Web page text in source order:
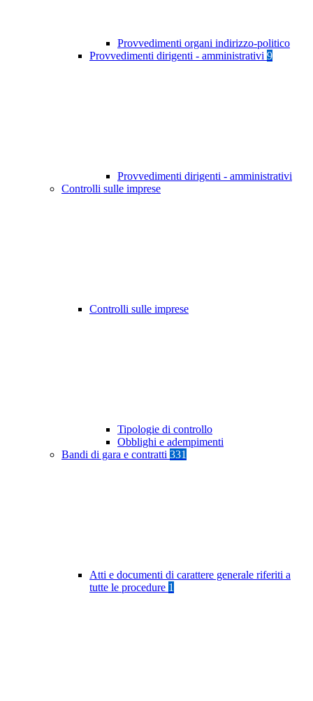
Provvedimenti organi indirizzo-politico
Provvedimenti dirigenti - amministrativi 9
Provvedimenti dirigenti - amministrativi
Controlli sulle imprese
Controlli sulle imprese
Tipologie di controllo
Obblighi e adempimenti
Bandi di gara e contratti 331
Atti e documenti di carattere generale riferiti a
tutte le procedure 1